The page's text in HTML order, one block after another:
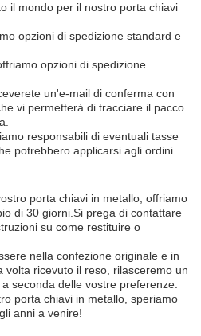
il mondo per il nostro porta chiavi
opzioni di spedizione standard e
opzioni di spedizione
un'e-mail di conferma con
vi permetterà di tracciare il pacco
responsabili di eventuali tasse
potrebbero applicarsi agli ordini
porta chiavi in metallo, offriamo
di 30 giorni.Si prega di contattare
su come restituire o
nella confezione originale e in
volta ricevuto il reso, rilasceremo un
seconda delle vostre preferenze.
porta chiavi in metallo, speriamo
anni a venire!